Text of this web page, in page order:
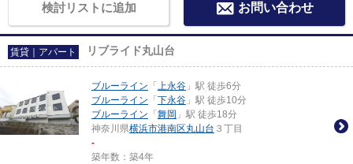
検討リストに追加 お問い合わせ
賃貸｜アパート リブライド丸山台
ブルーライン 「 上永谷 」駅 徒歩6分
ブルーライン 「 下永谷 」駅 徒歩10分
ブルーライン 「 舞岡 」駅 徒歩18分
神奈川県横浜市港南区丸山台 ３丁目
-
築年数：築4年